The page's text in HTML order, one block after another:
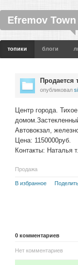
Efremov Town
топики блоги
Продается
опубликовал
Центр города.
Автовокзал,
Цена: 1150000руб.
Контакты: Наталья
Продажа
В избранное
0 комментариев
Нет комментариев